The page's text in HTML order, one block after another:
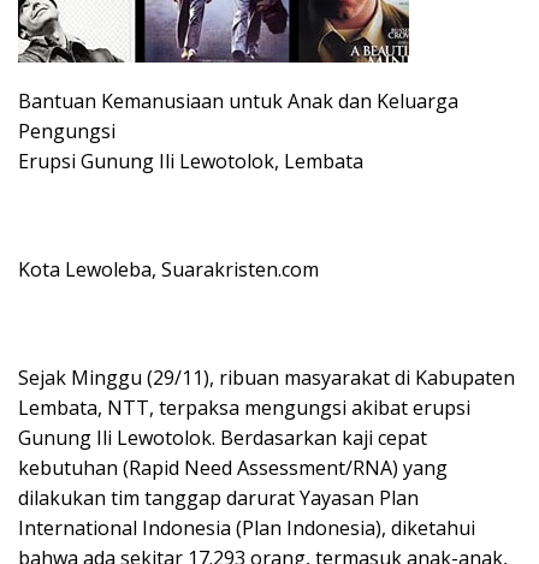
Bantuan Kemanusiaan untuk Anak dan Keluarga
Pengungsi
Erupsi Gunung Ili Lewotolok, Lembata
Kota Lewoleba, Suarakristen.com
Sejak Minggu (29/11), ribuan masyarakat di Kabupaten
Lembata, NTT, terpaksa mengungsi akibat erupsi
Gunung Ili Lewotolok. Berdasarkan kaji cepat
kebutuhan (Rapid Need Assessment/RNA) yang
dilakukan tim tanggap darurat Yayasan Plan
International Indonesia (Plan Indonesia), diketahui
bahwa ada sekitar 17.293 orang, termasuk anak-anak,